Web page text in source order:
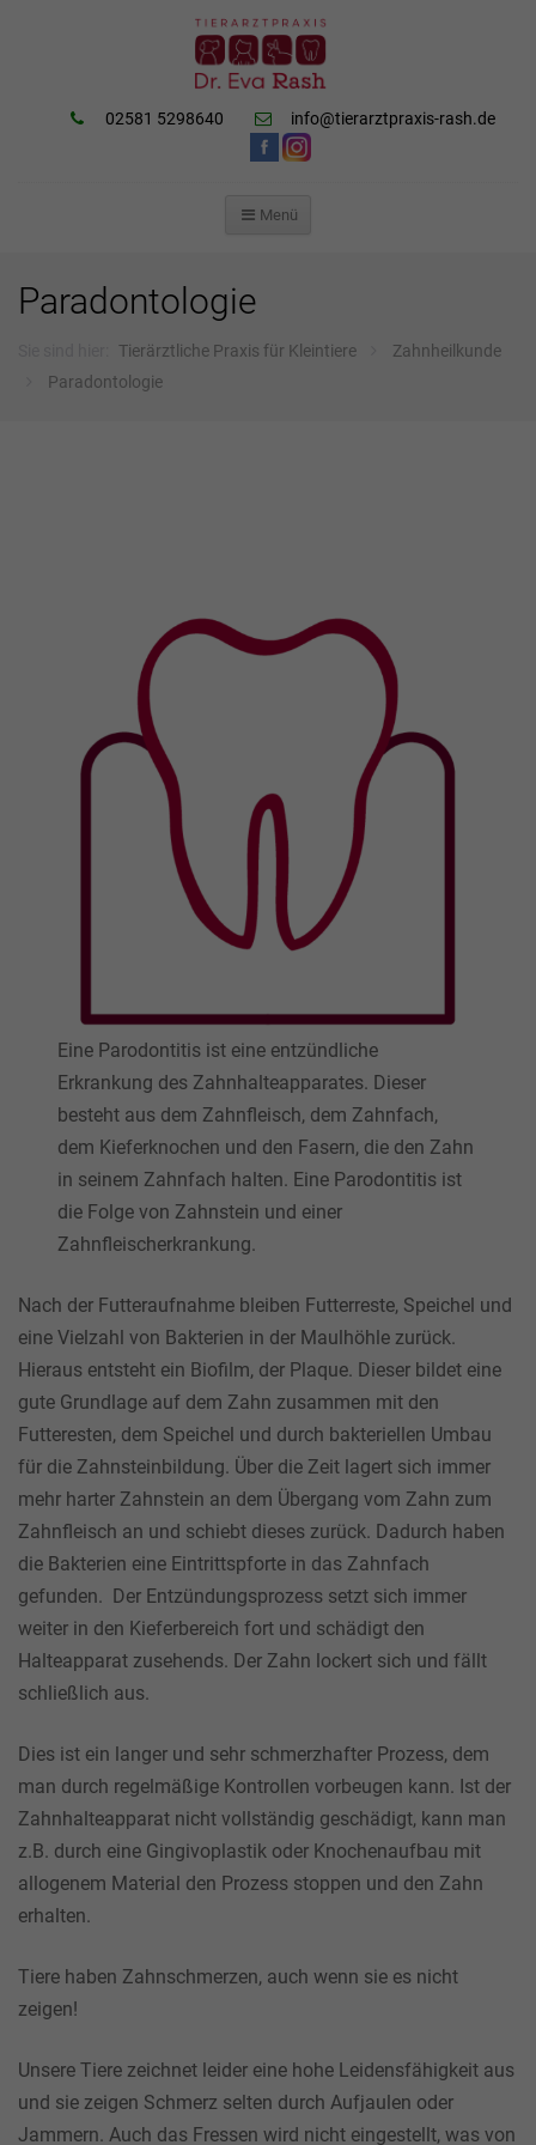
02581 5298640 info@tierarztpraxis-rash.de
Menü
SPRINGEN
Paradontologie
Tierärztliche Praxis für Kleintiere
Zahnheilkunde
Paradontologie
Eine Parodontitis ist eine entzündliche
Erkrankung des Zahnhalteapparates. Dieser
besteht aus dem Zahnfleisch, dem Zahnfach,
dem Kieferknochen und den Fasern, die den Zahn
in seinem Zahnfach halten. Eine Parodontitis ist
die Folge von Zahnstein und einer
Zahnfleischerkrankung.
Nach der Futteraufnahme bleiben Futterreste, Speichel und
eine Vielzahl von Bakterien in der Maulhöhle zurück.
Hieraus entsteht ein Biofilm, der Plaque. Dieser bildet eine
gute Grundlage auf dem Zahn zusammen mit den
Futteresten, dem Speichel und durch bakteriellen Umbau
für die Zahnsteinbildung. Über die Zeit lagert sich immer
mehr harter Zahnstein an dem Übergang vom Zahn zum
Zahnfleisch an und schiebt dieses zurück. Dadurch haben
die Bakterien eine Eintrittspforte in das Zahnfach
gefunden. Der Entzündungsprozess setzt sich immer
weiter in den Kieferbereich fort und schädigt den
Halteapparat zusehends. Der Zahn lockert sich und fällt
schließlich aus.
Dies ist ein langer und sehr schmerzhafter Prozess, dem
man durch regelmäßige Kontrollen vorbeugen kann. Ist der
Zahnhalteapparat nicht vollständig geschädigt, kann man
z.B. durch eine Gingivoplastik oder Knochenaufbau mit
allogenem Material den Prozess stoppen und den Zahn
erhalten.
Tiere haben Zahnschmerzen, auch wenn sie es nicht
zeigen!
Unsere Tiere zeichnet leider eine hohe Leidensfähigkeit aus
und sie zeigen Schmerz selten durch Aufjaulen oder
Jammern. Auch das Fressen wird nicht eingestellt, was von